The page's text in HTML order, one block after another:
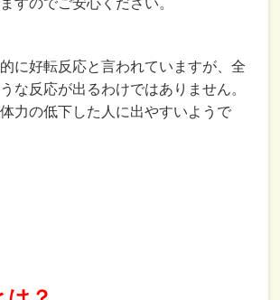
に好転反応と言われていますが、全
な反応が出るわけではありません。
力の低下した人に出やすいようで